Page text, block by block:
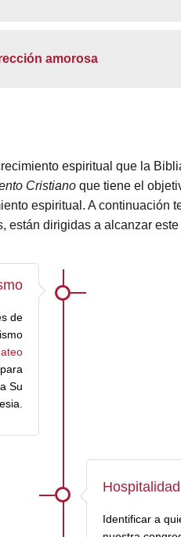
amorosa
espiritual que la
Cristianoque tiene el
espiritual. A continuación
están dirigidas a alcanzar
de
Su
Hospitalidad
Identificar a